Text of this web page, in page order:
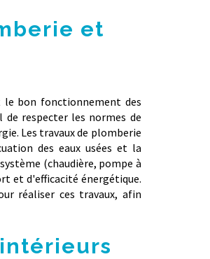
et
le bon fonctionnement des
respecter les normes de
Les travaux de plomberie
des eaux usées et la
(chaudière, pompe à
et d'efficacité énergétique.
réaliser ces travaux, afin